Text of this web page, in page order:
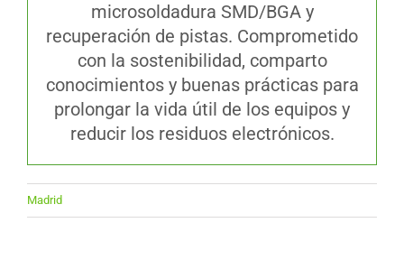
microsoldadura SMD/BGA y
recuperación de pistas. Comprometido
con la sostenibilidad, comparto
conocimientos y buenas prácticas para
prolongar la vida útil de los equipos y
reducir los residuos electrónicos.
Madrid